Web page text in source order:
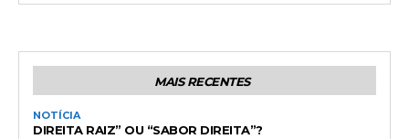
MAIS RECENTES
NOTÍCIA
DIREITA RAIZ” OU “SABOR DIREITA”?